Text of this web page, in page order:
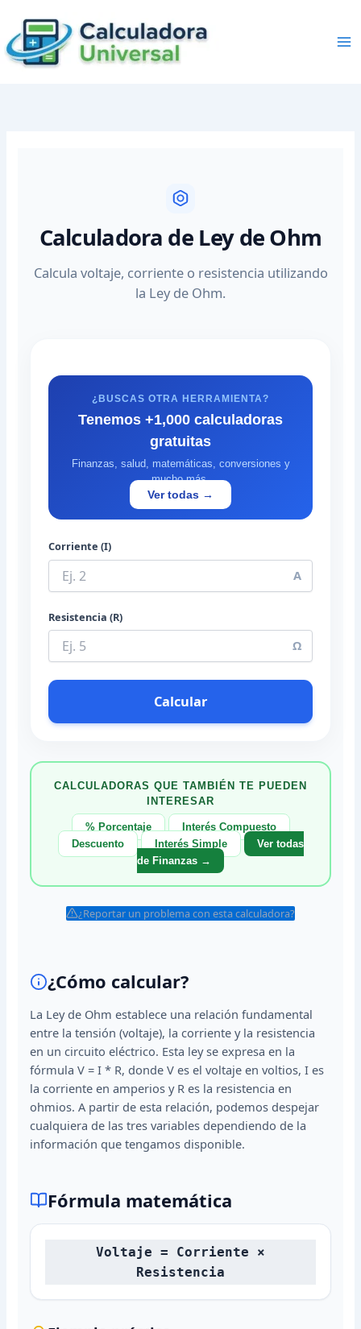
content
Calculadora de Ley de Ohm
Calcula voltaje, corriente o resistencia utilizando
la Ley de Ohm.
¿BUSCAS OTRA HERRAMIENTA?
Tenemos +1,000 calculadoras
gratuitas
Finanzas, salud, matemáticas, conversiones y
mucho más.
Ver todas →
Corriente (I)
A
Resistencia (R)
Ω
Calcular
CALCULADORAS QUE TAMBIÉN TE PUEDEN
INTERESAR
% Porcentaje
Interés Compuesto
Descuento
Interés Simple
Ver todas
de Finanzas →
¿Reportar un problema con esta calculadora?
¿Cómo calcular?
La Ley de Ohm establece una relación fundamental
entre la tensión (voltaje), la corriente y la resistencia
en un circuito eléctrico. Esta ley se expresa en la
fórmula V = I * R, donde V es el voltaje en voltios, I es
la corriente en amperios y R es la resistencia en
ohmios. A partir de esta relación, podemos despejar
cualquiera de las tres variables dependiendo de la
información que tengamos disponible.
Fórmula matemática
Voltaje = Corriente ×
Resistencia